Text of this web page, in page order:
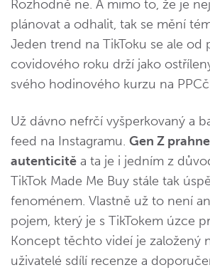
Rozhodně ne. A mimo to, že je
plánovat a odhalit, tak se mění
Jeden trend na TikToku se ale od
covidového roku drží jako
svého hodinového kurzu na
Už dávno nefrčí vyšperkovaný a
feed na Instagramu. Gen Z
autenticitě a ta je i jedním z
TikTok Made Me Buy stále tak
fenoménem. Vlastně už to není
pojem, který je s TikTokem úzce
Koncept těchto videí je založený
uživatelé sdílí recenze a